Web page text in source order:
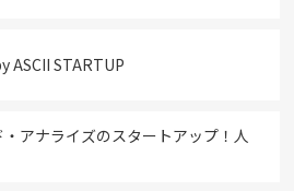
ASCII STARTUP
アナライズのスタートアップ！人